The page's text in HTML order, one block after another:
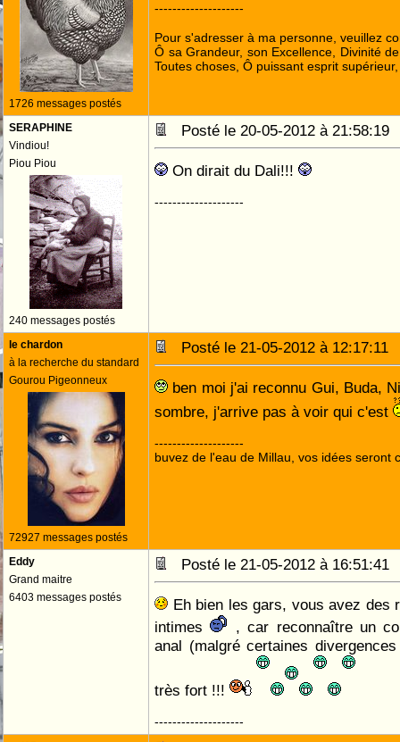
1726 messages postés
--------------------
Pour s'adresser à ma personne, veuillez
Ô sa Grandeur, son Excellence, Divinité
Toutes choses, Ô puissant esprit
SERAPHINE
Vindiou!
Piou Piou
240 messages postés
Posté le 20-05-2012 à
On dirait du Dali!!!
--------------------
le chardon
à la recherche du standard
Gourou Pigeonneux
72927 messages postés
Posté le 21-05-2012 à
ben moi j'ai reconnu Gui, Buda,
sombre, j'arrive pas à voir qui c'est
--------------------
buvez de l'eau de Millau, vos idées seront
Eddy
Grand maitre
6403 messages postés
Posté le 21-05-2012 à
Eh bien les gars, vous avez des
intimes
, car reconnaître un
anal (malgré certaines
très fort !!!
--------------------